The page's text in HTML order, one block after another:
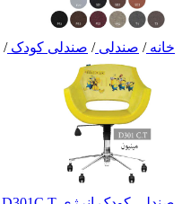
خانه/ صندلی/ صندلی کودک/